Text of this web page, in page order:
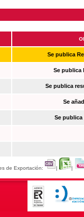
Se publica
Se publica
Se publica
Se
Se
de Exportación: | |